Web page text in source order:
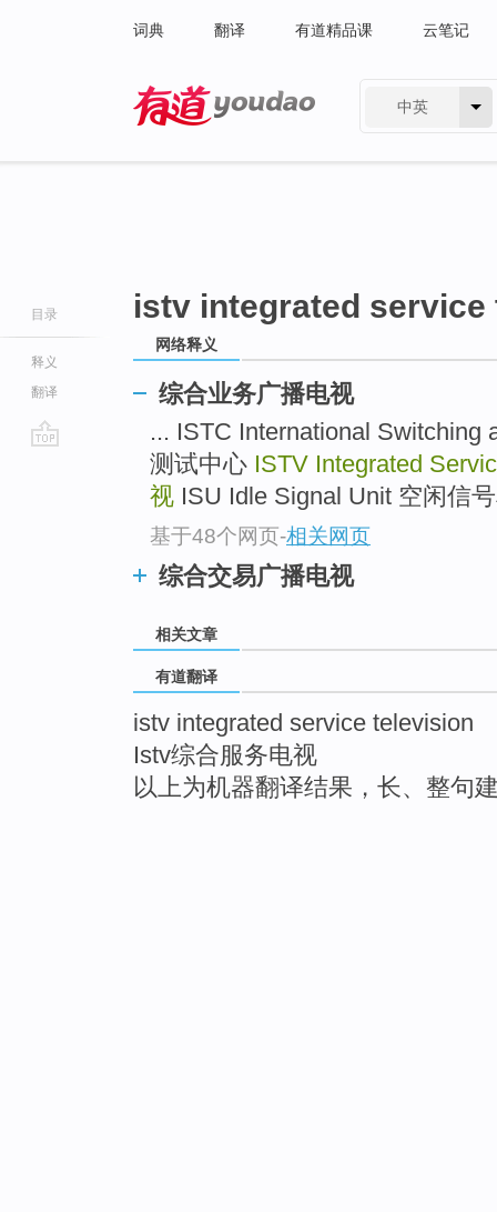
词典 翻译 有道精品课 云笔记
中英
目录
释义
翻译
istv integrated service
网络释义
综合业务广播电视
... ISTC International Switching
测试中心 ISTV Integrated
视 ISU Idle Signal Unit 空闲信
基于48个网页-相关网页
综合交易广播电视
相关文章
有道翻译
istv integrated service television
Istv综合服务电视
以上为机器翻译结果，长、整句